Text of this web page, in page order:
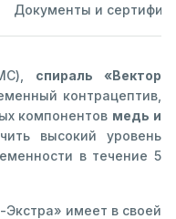
Документы и
спираль «Вектор
контрацептив,
компонентов медь и
высокий уровень
в течение 5
имеет в своей